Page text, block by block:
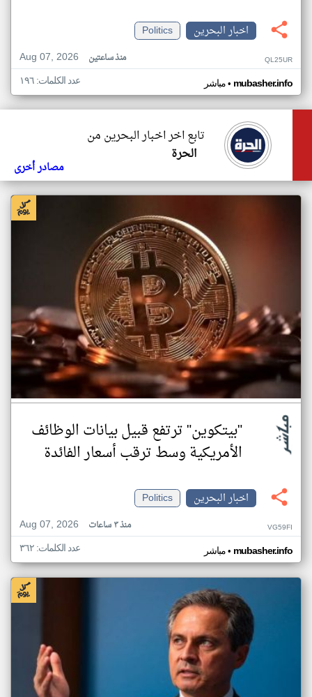
اخبار البحرين
Politics
Aug 07, 2026
منذ ساعتين QL25UR
مباشر• mubasher.info عدد الكلمات: ١٩٦
تابع اخر اخبار البحرين من
الحرة
مصادر أخرى
"بيتكوين" ترتفع قبيل بيانات الوظائف
الأمريكية وسط ترقب أسعار الفائدة
اخبار البحرين
Politics
Aug 07, 2026
منذ ٣ ساعات VG59FI
مباشر• mubasher.info عدد الكلمات: ٣٦٢